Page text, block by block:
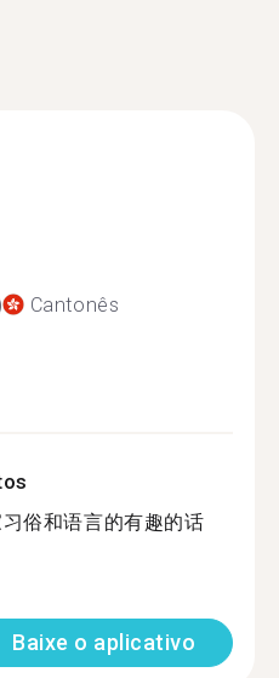
Cantonês
俗和语言的有趣的话
Baixe o aplicativo